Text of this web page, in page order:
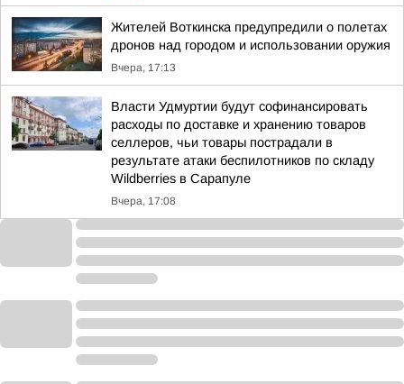
Жителей Воткинска предупредили о полетах
дронов над городом и использовании оружия
Вчера, 17:13
Власти Удмуртии будут софинансировать
расходы по доставке и хранению товаров
селлеров, чьи товары пострадали в
результате атаки беспилотников по складу
Wildberries в Сарапуле
Вчера, 17:08